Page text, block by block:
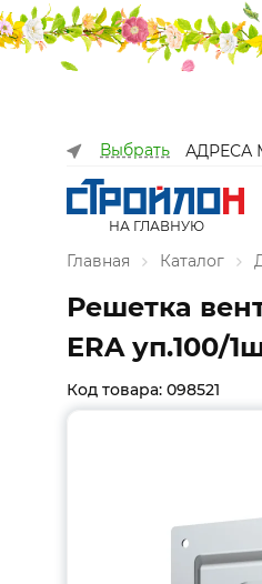
Выбрать АДРЕСА
НА ГЛАВНУЮ
Главная Каталог
Решетка
ERA уп.100/
Код товара: 098521